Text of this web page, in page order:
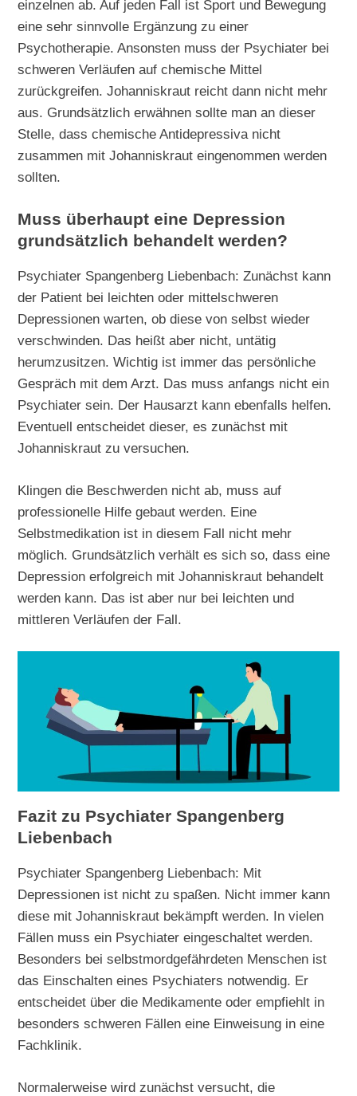
einzelnen ab. Auf jeden Fall ist Sport und Bewegung
eine sehr sinnvolle Ergänzung zu einer
Psychotherapie. Ansonsten muss der Psychiater bei
schweren Verläufen auf chemische Mittel
zurückgreifen. Johanniskraut reicht dann nicht mehr
aus. Grundsätzlich erwähnen sollte man an dieser
Stelle, dass chemische Antidepressiva nicht
zusammen mit Johanniskraut eingenommen werden
sollten.
Muss überhaupt eine Depression
grundsätzlich behandelt werden?
Psychiater Spangenberg Liebenbach: Zunächst kann
der Patient bei leichten oder mittelschweren
Depressionen warten, ob diese von selbst wieder
verschwinden. Das heißt aber nicht, untätig
herumzusitzen. Wichtig ist immer das persönliche
Gespräch mit dem Arzt. Das muss anfangs nicht ein
Psychiater sein. Der Hausarzt kann ebenfalls helfen.
Eventuell entscheidet dieser, es zunächst mit
Johanniskraut zu versuchen.
Klingen die Beschwerden nicht ab, muss auf
professionelle Hilfe gebaut werden. Eine
Selbstmedikation ist in diesem Fall nicht mehr
möglich. Grundsätzlich verhält es sich so, dass eine
Depression erfolgreich mit Johanniskraut behandelt
werden kann. Das ist aber nur bei leichten und
mittleren Verläufen der Fall.
Fazit zu Psychiater Spangenberg
Liebenbach
Psychiater Spangenberg Liebenbach: Mit
Depressionen ist nicht zu spaßen. Nicht immer kann
diese mit Johanniskraut bekämpft werden. In vielen
Fällen muss ein Psychiater eingeschaltet werden.
Besonders bei selbstmordgefährdeten Menschen ist
das Einschalten eines Psychiaters notwendig. Er
entscheidet über die Medikamente oder empfiehlt in
besonders schweren Fällen eine Einweisung in eine
Fachklinik.
Normalerweise wird zunächst versucht, die